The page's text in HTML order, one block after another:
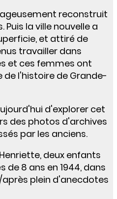
reconstruit
Puis la ville nouvelle a
et attiré de
travailler dans
et ces femmes ont
de l'histoire de Grande-
d'explorer cet
des photos d'archives
par les anciens.
deux enfants
de 8 ans en 1944, dans
plein d'anecdotes